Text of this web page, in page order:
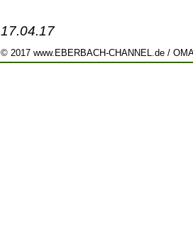
17.04.17
© 2017 www.EBERBACH-CHANNEL.de /